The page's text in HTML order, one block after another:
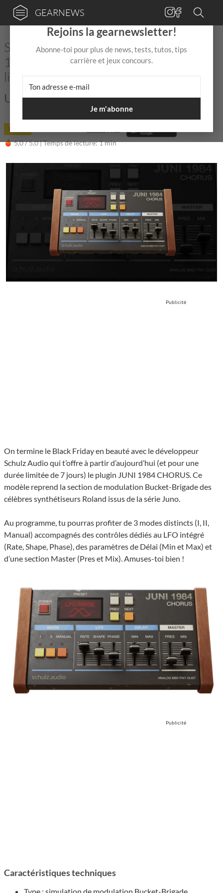
GEARNEWS
Schulz Audio t’offre le plugin JUNI
1984 CHORUS pendant une durée
limitée
Un grand classique pour ta DAW !
DEAL
5,0 / 5,0 |Temps de lecture: 1 min
Publicité
On termine le Black Friday en beauté avec le développeur
Schulz Audio qui t’offre à partir d’aujourd’hui (et pour une
durée limitée de 7 jours) le plugin JUNI 1984 CHORUS. Ce
modèle reprend la section de modulation Bucket-Brigade des
célèbres synthétiseurs Roland issus de la série Juno.
Au programme, tu pourras profiter de 3 modes distincts (I, II,
Manual) accompagnés des contrôles dédiés au LFO intégré
(Rate, Shape, Phase), des paramètres de Délai (Min et Max) et
d’une section Master (Pres et Mix). Amuses-toi bien !
Publicité
Caractéristiques techniques
×
Rejoins la gearnewsletter!
Abonne-toi pour plus de news, tests, tutos, tips
carrière et jeux concours.
Je m'abonne